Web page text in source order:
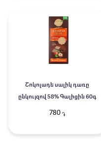
Շոկոլադե սալիկ դառը
ընկույզով 58% Գալիցին 60գ
780 ֏